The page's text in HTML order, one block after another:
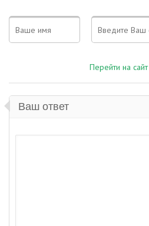
Перейти на
Ваш ответ